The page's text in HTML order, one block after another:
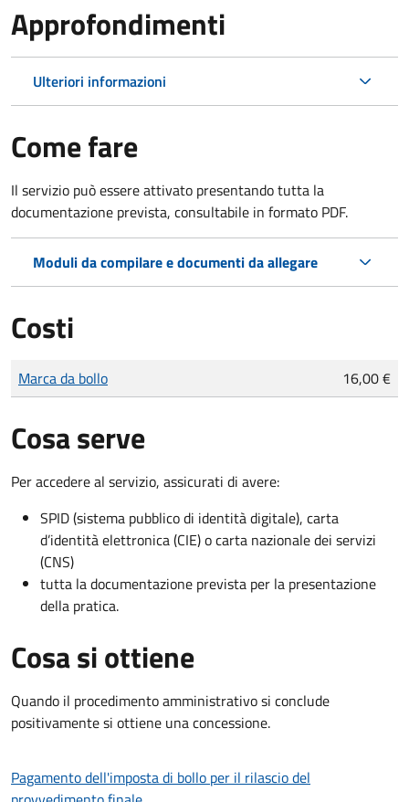
Approfondimenti
Ulteriori informazioni
Come fare
Il servizio può essere attivato presentando tutta la
documentazione prevista, consultabile in formato PDF.
Moduli da compilare e documenti da allegare
Costi
Tipo di pagamento
Importo
Marca da bollo 16,00 €
Cosa serve
Per accedere al servizio, assicurati di avere:
SPID (sistema pubblico di identità digitale), carta
d’identità elettronica (CIE) o carta nazionale dei servizi
(CNS)
tutta la documentazione prevista per la presentazione
della pratica.
Cosa si ottiene
Quando il procedimento amministrativo si conclude
positivamente si ottiene una concessione.
Pagamento dell'imposta di bollo per il rilascio del